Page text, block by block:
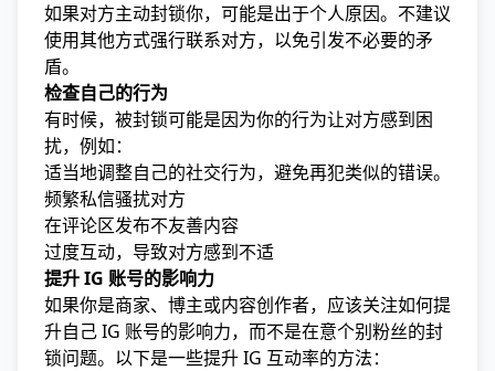
如果对方主动封锁你，可能是出于个人原因。不建议
使用其他方式强行联系对方，以免引发不必要的矛
盾。
检查自己的行为
有时候，被封锁可能是因为你的行为让对方感到困
扰，例如：
适当地调整自己的社交行为，避免再犯类似的错误。
频繁私信骚扰对方
在评论区发布不友善内容
过度互动，导致对方感到不适
提升 IG 账号的影响力
如果你是商家、博主或内容创作者，应该关注如何提
升自己 IG 账号的影响力，而不是在意个别粉丝的封
锁问题。以下是一些提升 IG 互动率的方法：